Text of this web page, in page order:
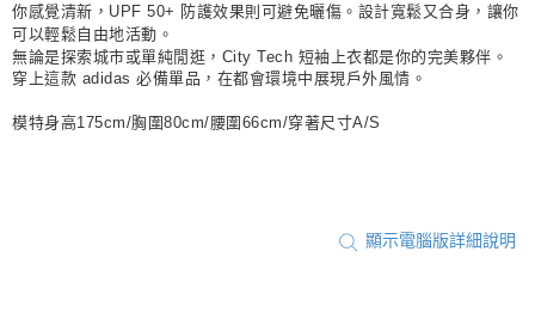
你感覺清新，UPF 50+ 防護效果則可避免曬傷。設計寬鬆又合身，讓你
可以輕鬆自由地活動。
無論是探索城市或單純閒逛，City Tech 短袖上衣都是你的完美夥伴。
穿上這款 adidas 必備單品，在都會環境中展現戶外風情。
模特身高175cm/胸圍80cm/腰圍66cm/穿著尺寸A/S
顯示電腦版詳細說明